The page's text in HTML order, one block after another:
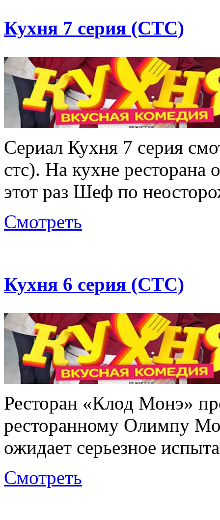
Кухня 7 серия (СТС)
Сериал Кухня 7 серия
стс). На кухне ресторана
этот раз Шеф по
Смотреть
Кухня 6 серия (СТС)
Ресторан «Клод Монэ»
ресторанному Олимпу
ожидает серьезное
Смотреть